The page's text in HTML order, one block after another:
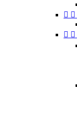
 
 